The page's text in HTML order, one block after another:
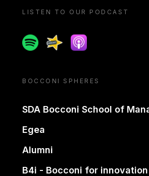
LISTEN TO OUR PODCAST
SpotifySpreakerApple podcast
BOCCONI SPHERES
SDA Bocconi School of
Egea
Alumni
B4i - Bocconi for innovation